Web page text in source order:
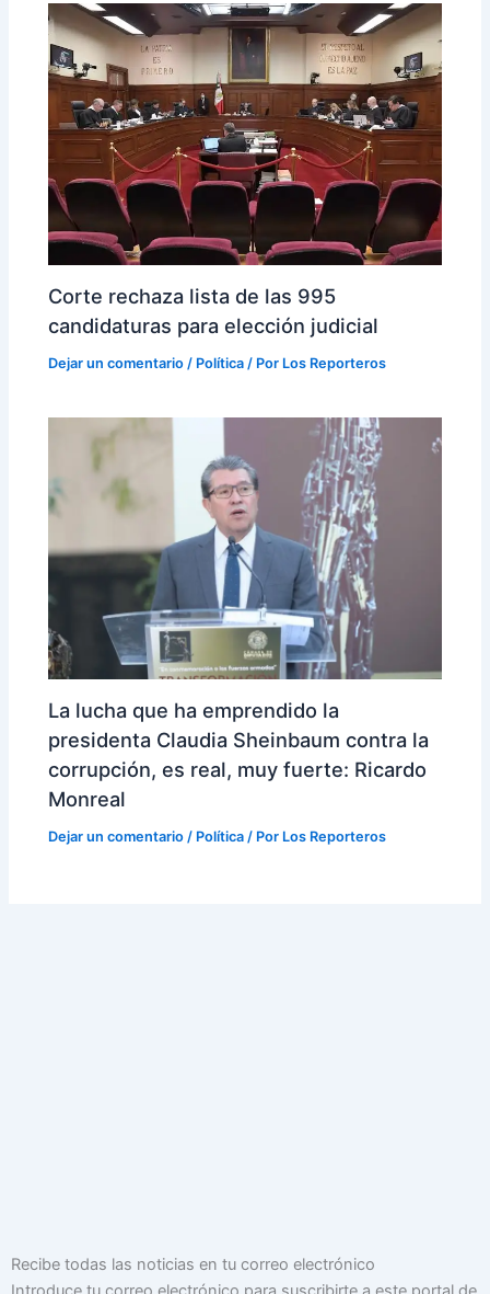
Corte rechaza lista de las 995
candidaturas para elección judicial
Dejar un comentario / Política / Por Los Reporteros
La lucha que ha emprendido la
presidenta Claudia Sheinbaum contra la
corrupción, es real, muy fuerte: Ricardo
Monreal
Dejar un comentario / Política / Por Los Reporteros
Recibe todas las noticias en tu correo electrónico
Dirección
de